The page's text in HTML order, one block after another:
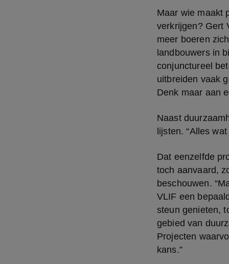
Maar wie maakt
verkrijgen? Gert
meer boeren
landbouwers in
conjunctureel
uitbreiden vaak
Denk maar aan
Naast
lijsten. “Alles
Dat eenzelfde
toch aanvaard,
beschouwen.
VLIF een
steun genieten,
gebied van
Projecten
kans.”